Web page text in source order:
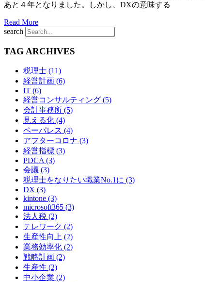
あと４年となりました。しかし、DXの意味する
Read More
Posts
navigation
search
TAG ARCHIVES
税理士 (11)
経営計画 (6)
IT (6)
経営コンサルティング (5)
会計事務所 (5)
見える化 (4)
ペーパレス (4)
アフターコロナ (3)
経営指標 (3)
PDCA (3)
会議 (3)
税理士をなりたい職業No.1に (3)
DX (3)
kintone (3)
microsoft365 (3)
法人税 (2)
テレワーク (2)
生産性向上 (2)
業務効率化 (2)
戦略計画 (2)
生産性 (2)
中小企業 (2)